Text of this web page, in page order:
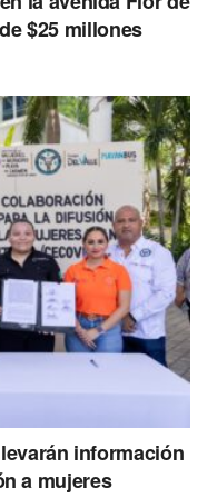
$25 millones
información
a mujeres